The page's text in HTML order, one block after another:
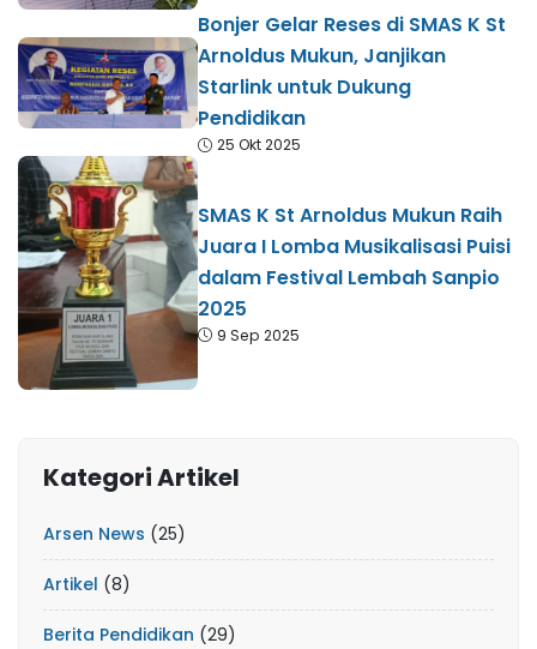
Bonjer Gelar Reses di SMAS K St
Arnoldus Mukun, Janjikan
Starlink untuk Dukung
Pendidikan
25 Okt 2025
SMAS K St Arnoldus Mukun Raih
Juara I Lomba Musikalisasi Puisi
dalam Festival Lembah Sanpio
2025
9 Sep 2025
Kategori Artikel
Arsen News (25)
Artikel (8)
Berita Pendidikan (29)